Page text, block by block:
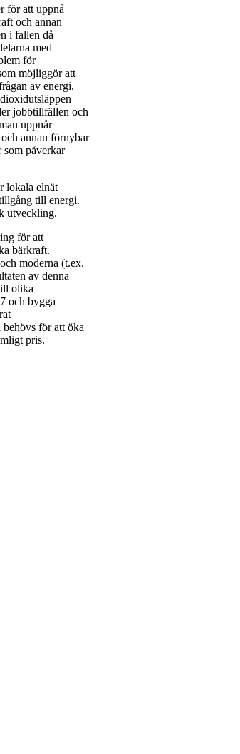
för att uppnå
och annan
i fallen då
med
för
möjliggör att
av energi.
jobbtillfällen och
uppnår
annan förnybar
påverkar
lokala elnät
till energi.
utveckling.
för att
bärkraft.
moderna (t.ex.
av denna
olika
och bygga
för att öka
pris.